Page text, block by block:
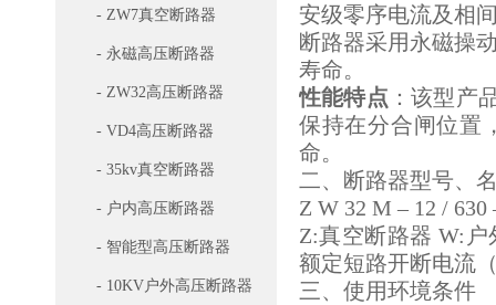
- ZW7真空断路器
- 永磁高压断路器
- ZW32高压断路器
- VD4高压断路器
- 35kv真空断路器
- 户内高压断路器
- 智能型高压断路器
- 10KV户外高压断路器
安级零序电流及相
断路器采用永磁操
寿命。
性能特点 ：该型产
保持在分合闸位置
命。
二、断路器型号、
Z W 32 M – 12 / 630
Z:真空断路器 W:
额定短路开断电流
三、使用环境条件